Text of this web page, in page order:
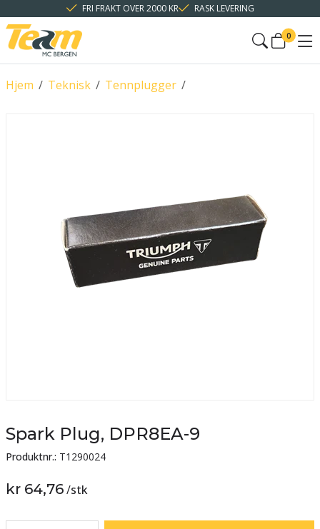
FRI FRAKT OVER 2000 KR RASK LEVERING
0
/
Hjem /
Teknisk /
Tennplugger
Spark Plug, DPR8EA-9
Produktnr.: T1290024
kr 64,76/stk